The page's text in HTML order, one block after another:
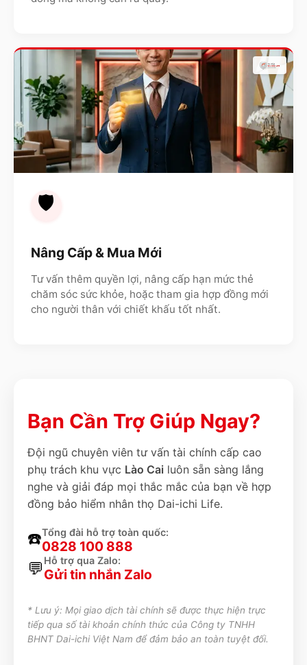
🛡️
Nâng Cấp & Mua Mới
Tư vấn thêm quyền lợi, nâng cấp hạn mức thẻ
chăm sóc sức khỏe, hoặc tham gia hợp đồng mới
cho người thân với chiết khấu tốt nhất.
Bạn Cần Trợ Giúp Ngay?
Đội ngũ chuyên viên tư vấn tài chính cấp cao
phụ trách khu vực Lào Cai luôn sẵn sàng lắng
nghe và giải đáp mọi thắc mắc của bạn về hợp
đồng bảo hiểm nhân thọ Dai-ichi Life.
☎️Tổng đài hỗ trợ toàn quốc:
0828 100 888
💬 Hỗ trợ qua Zalo:
Gửi tin nhắn Zalo
* Lưu ý: Mọi giao dịch tài chính sẽ được thực hiện trực
tiếp qua số tài khoản chính thức của Công ty TNHH
BHNT Dai-ichi Việt Nam để đảm bảo an toàn tuyệt đối.